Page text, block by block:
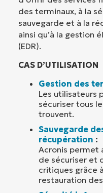
des terminaux, à la
sauvegarde et à la
ainsi qu’à la gestion
(EDR).
CAS D’UTILISATION
Gestion des
Les utilisateurs
sécuriser tous
trouvent.
Sauvegarde
récupération :
Acronis permet
de sécuriser et
critiques grâce
restauration